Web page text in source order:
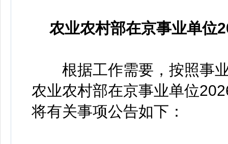
农业农村部在京事业单位
根据工作需要，按照事业
农业农村部在京事业单位
将有关事项公告如下：